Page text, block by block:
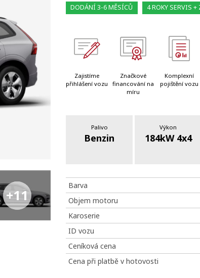
DODÁNÍ 3-6 MĚSÍCŮ 4 ROKY SERVIS
+11
Zajistíme
přihlášení vozu
Značkové
financování na
míru
Komplexní
pojištění vozu
Palivo
Benzin
Výkon
184kW 4x4
Barva
Objem motoru
Karoserie
ID vozu
Ceníková cena
Cena při platbě v hotovosti